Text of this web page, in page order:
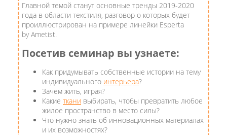
Главной темой станут основные тренды 2019-2020
года в области текстиля, разговор о которых будет
проиллюстрирован на примере линейки Esperta
by Ametist.
Посетив семинар вы узнаете:
Как придумывать собственные истории на тему
индивидуального интерьера?
Зачем жить, играя?
Какие ткани выбирать, чтобы превратить любое
жилое пространство в место силы?
Что нужно знать об инновационных материалах
и их возможностях?